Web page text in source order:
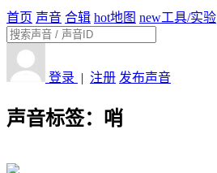
首页 声音 合辑 hot地图 new工具/实验
登录 | 注册 发布声音
声音标签： 哨